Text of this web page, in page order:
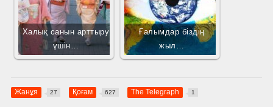
Халық санын арттыру
үшін…
Ғалымдар біздің
жыл…
Жанұя 27 Қоғам 627 The Telegraph 1